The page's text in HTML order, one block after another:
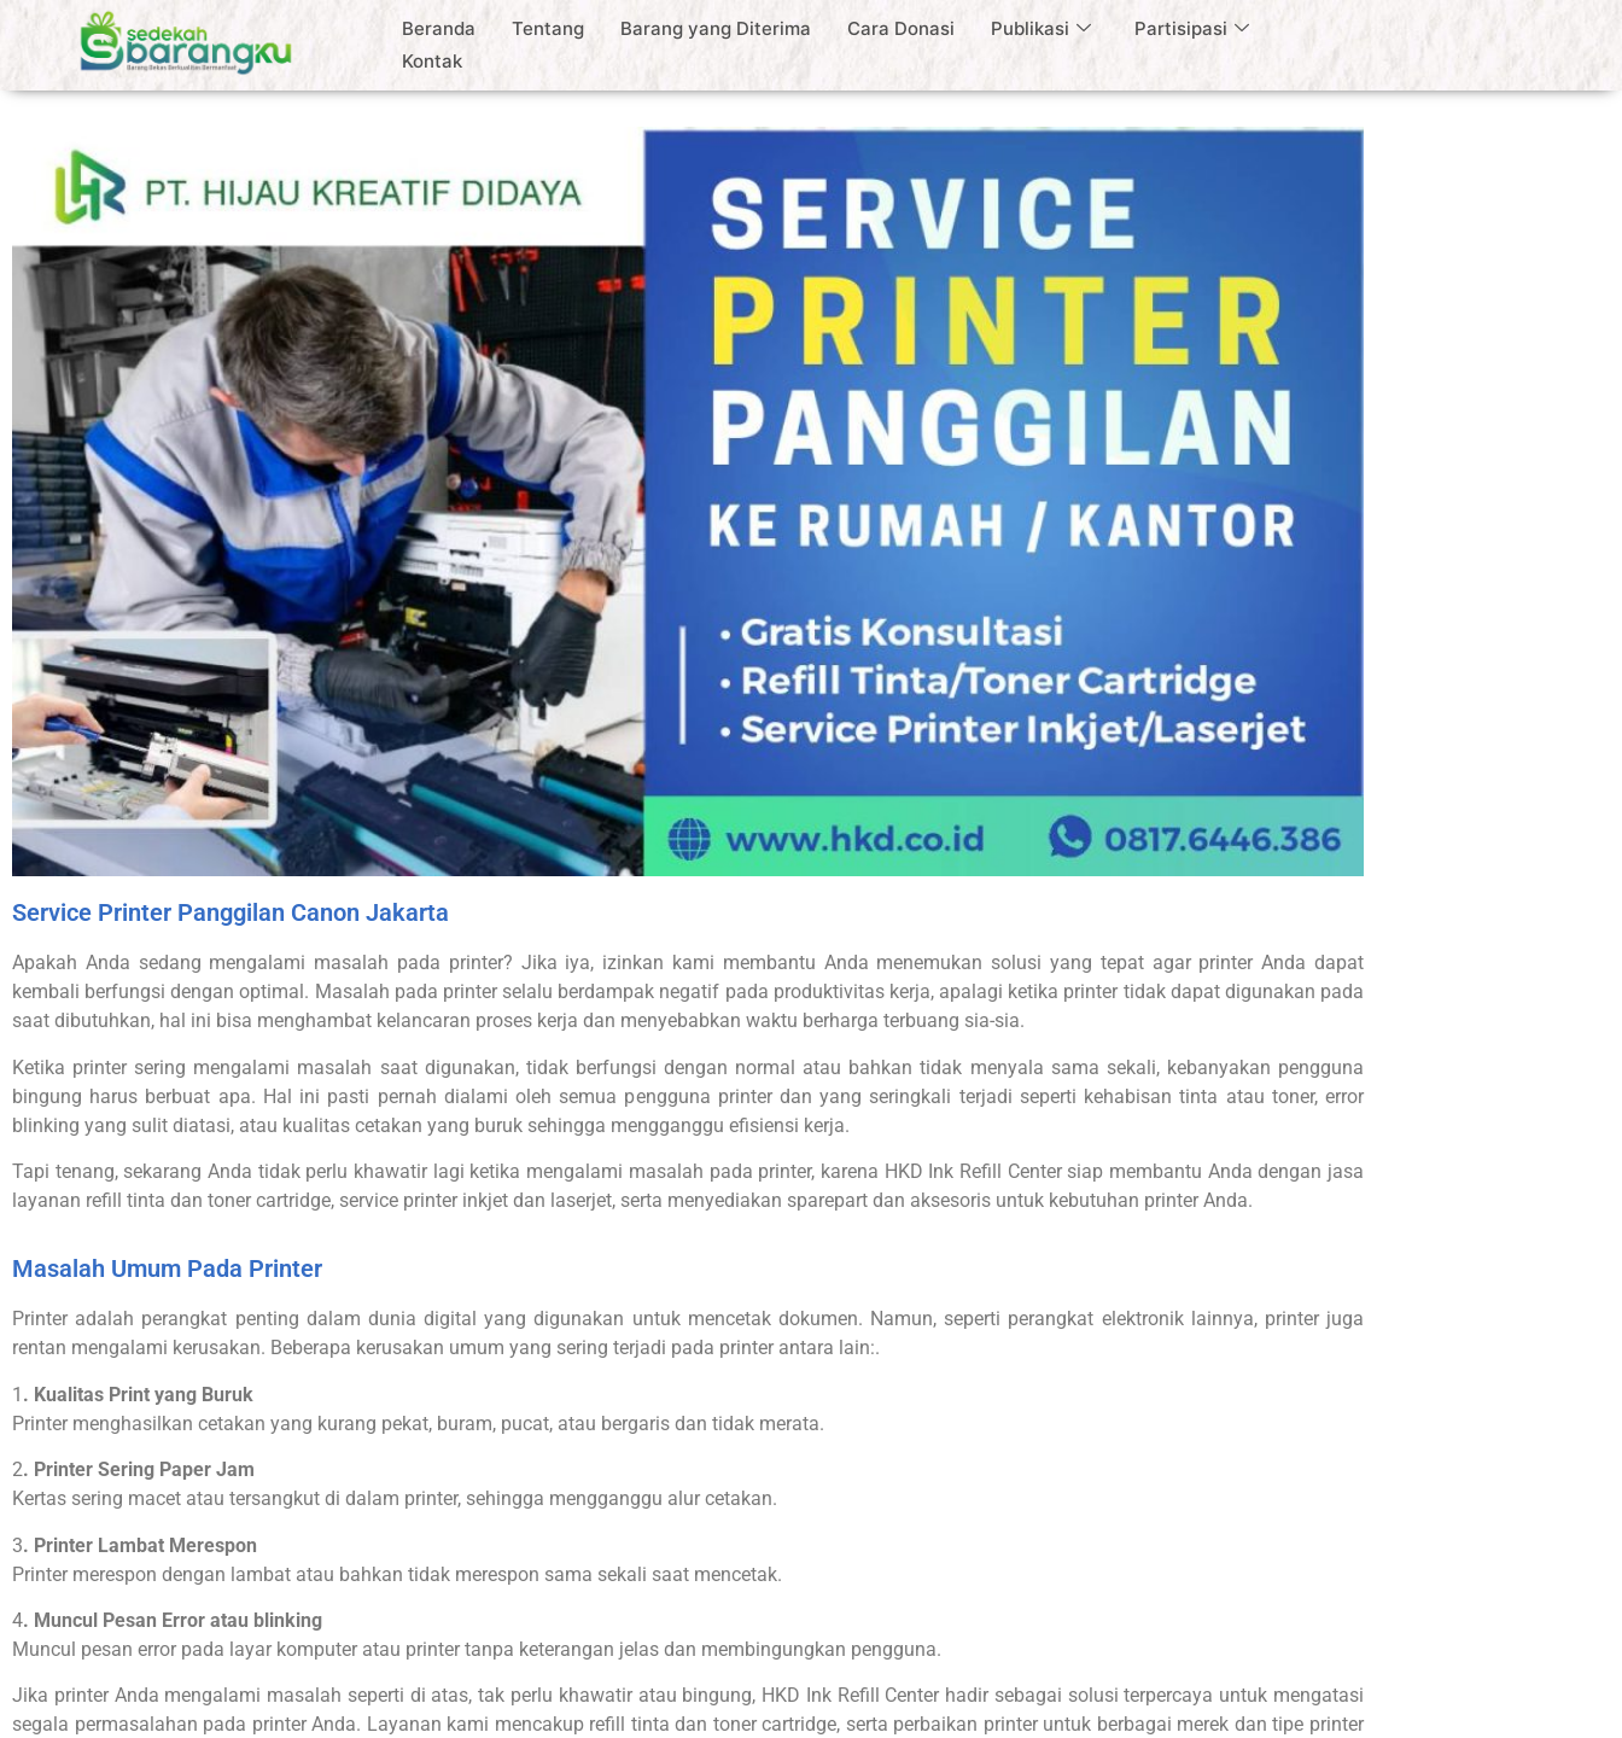
Beranda Tentang Barang yang Diterima Cara Donasi Publikasi
Partisipasi
Kontak
Service Printer Panggilan Canon Jakarta
Apakah Anda sedang mengalami masalah pada printer? Jika iya, izinkan kami membantu Anda menemukan solusi yang tepat agar printer Anda dapat
kembali berfungsi dengan optimal. Masalah pada printer selalu berdampak negatif pada produktivitas kerja, apalagi ketika printer tidak dapat digunakan pada
saat dibutuhkan, hal ini bisa menghambat kelancaran proses kerja dan menyebabkan waktu berharga terbuang sia-sia.
Ketika printer sering mengalami masalah saat digunakan, tidak berfungsi dengan normal atau bahkan tidak menyala sama sekali, kebanyakan pengguna
bingung harus berbuat apa. Hal ini pasti pernah dialami oleh semua pengguna printer dan yang seringkali terjadi seperti kehabisan tinta atau toner, error
blinking yang sulit diatasi, atau kualitas cetakan yang buruk sehingga mengganggu efisiensi kerja.
Tapi tenang, sekarang Anda tidak perlu khawatir lagi ketika mengalami masalah pada printer, karena HKD Ink Refill Center siap membantu Anda dengan jasa
layanan refill tinta dan toner cartridge, service printer inkjet dan laserjet, serta menyediakan sparepart dan aksesoris untuk kebutuhan printer Anda.
Masalah Umum Pada Printer
Printer adalah perangkat penting dalam dunia digital yang digunakan untuk mencetak dokumen. Namun, seperti perangkat elektronik lainnya, printer juga
rentan mengalami kerusakan. Beberapa kerusakan umum yang sering terjadi pada printer antara lain:.
1 . Kualitas Print yang Buruk
Printer menghasilkan cetakan yang kurang pekat, buram, pucat, atau bergaris dan tidak merata.
2. Printer Sering Paper Jam
Kertas sering macet atau tersangkut di dalam printer, sehingga mengganggu alur cetakan.
3. Printer Lambat Merespon
Printer merespon dengan lambat atau bahkan tidak merespon sama sekali saat mencetak.
4. Muncul Pesan Error atau blinking
Muncul pesan error pada layar komputer atau printer tanpa keterangan jelas dan membingungkan pengguna.
Jika printer Anda mengalami masalah seperti di atas, tak perlu khawatir atau bingung, HKD Ink Refill Center hadir sebagai solusi terpercaya untuk mengatasi
segala permasalahan pada printer Anda. Layanan kami mencakup refill tinta dan toner cartridge, serta perbaikan printer untuk berbagai merek dan tipe printer